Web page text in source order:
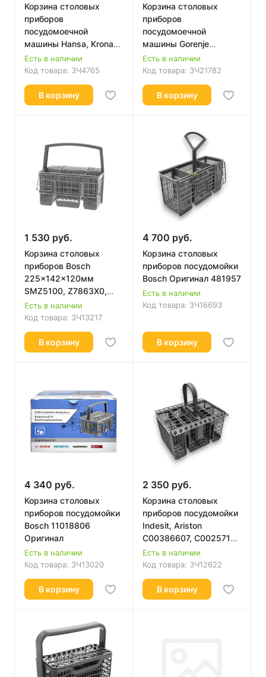
Корзина столовых
приборов
посудомоечной
машины Hansa, Krona
1016093,
672050260009,
Есть в наличии
Код товара: ЗЧ4765
В корзину
Корзина столовых
приборов
посудомоечной
машины Gorenje
244523 Оригинал
Есть в наличии
Код товара: ЗЧ21782
В корзину
1 530 руб.
Корзина столовых
приборов Bosch
225x142x120мм
SMZ5100, Z7863X0,
RK11018806, SZ73100
Есть в наличии
Код товара: ЗЧ13217
В корзину
4 700 руб.
Корзина столовых
приборов посудомойки
Bosch Оригинал 481957
Есть в наличии
Код товара: ЗЧ16693
В корзину
4 340 руб.
Корзина столовых
приборов посудомойки
Bosch 11018806
Оригинал
Есть в наличии
Код товара: ЗЧ13020
В корзину
2 350 руб.
Корзина столовых
приборов посудомойки
Indesit, Ariston
C00386607, C00257140
Оригинал
Есть в наличии
Код товара: ЗЧ12622
В корзину